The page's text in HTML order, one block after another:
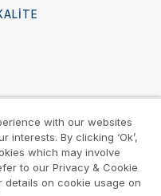
with our websites
By clicking ‘Ok’,
which may involve
to our Privacy & Cookie
details on cookie usage on